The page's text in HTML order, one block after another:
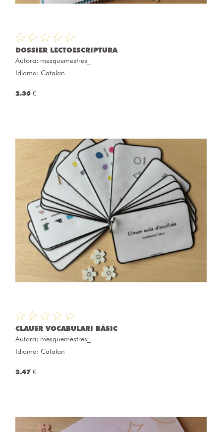
DOSSIER LECTOESCRIPTURA
Autora: mesquemestres_
Idioma: Catalan
2.36 €
CLAUER VOCABULARI BÀSIC
Autora: mesquemestres_
Idioma: Catalan
2.47 €